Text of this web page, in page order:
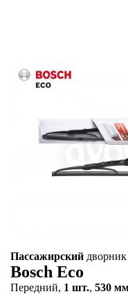
Пассажирский дворник
Bosch Eco
Передний, 1 шт., 530